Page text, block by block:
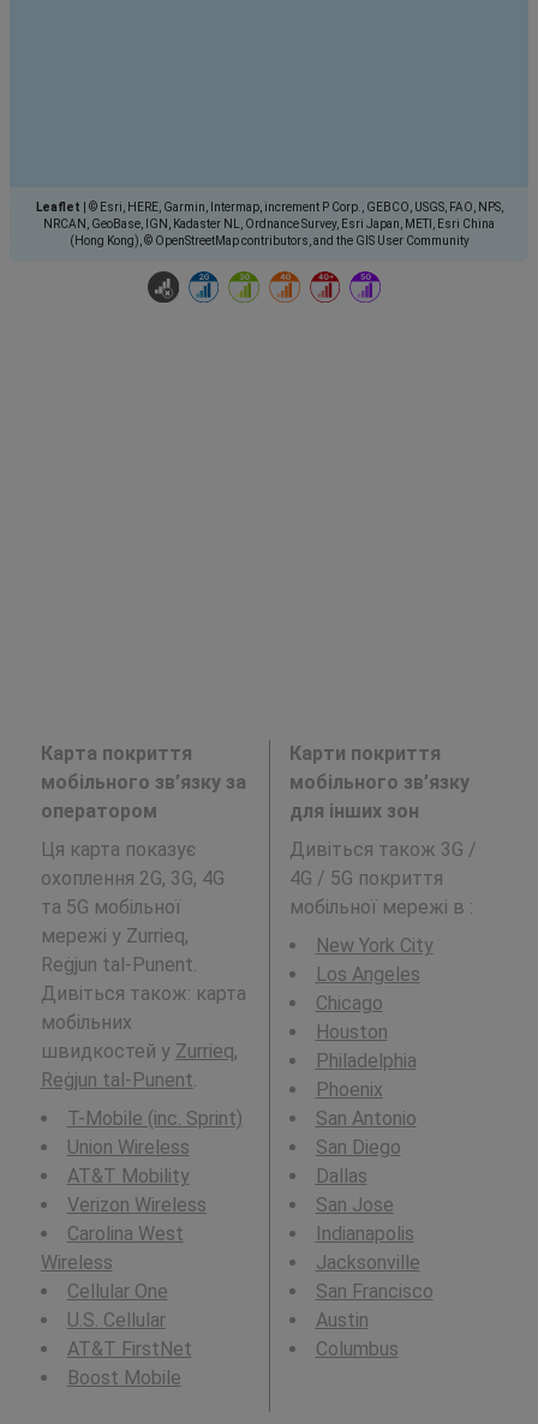
Leaflet
© Esri, HERE, Garmin, Intermap, increment P Corp., GEBCO, USGS, FAO, NPS,
NRCAN, GeoBase, IGN, Kadaster NL, Ordnance Survey, Esri Japan, METI, Esri China
(Hong Kong), © OpenStreetMap contributors, and the GIS User Community
Карта покриття
мобільного зв’язку за
оператором
Ця карта показує
охоплення 2G, 3G, 4G
та 5G мобільної
мережі у Zurrieq,
Reġjun tal-Punent.
Дивіться також: карта
мобільних
швидкостей у Zurrieq,
Reġjun tal-Punent
T-Mobile (inc. Sprint)
Union Wireless
AT&T Mobility
Verizon Wireless
Carolina West
Wireless
Cellular One
U.S. Cellular
AT&T FirstNet
Boost Mobile
Карти покриття
мобільного зв’язку
для інших зон
Дивіться також 3G /
4G / 5G покриття
мобільної мережі в :
New York City
Los Angeles
Chicago
Houston
Philadelphia
Phoenix
San Antonio
San Diego
Dallas
San Jose
Indianapolis
Jacksonville
San Francisco
Austin
Columbus